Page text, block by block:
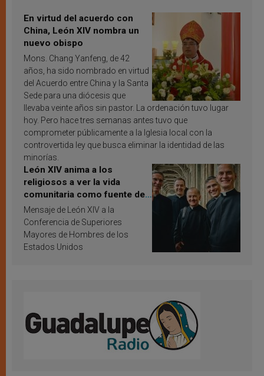
En virtud del acuerdo con
China, León XIV nombra un
nuevo obispo
Mons. Chang Yanfeng, de 42
años, ha sido nombrado en virtud
del Acuerdo entre China y la Santa
Sede para una diócesis que
llevaba veinte años sin pastor. La ordenación tuvo lugar
hoy. Pero hace tres semanas antes tuvo que
comprometer públicamente a la Iglesia local con la
controvertida ley que busca eliminar la identidad de las
minorías.
León XIV anima a los
religiosos a ver la vida
comunitaria como fuente de
inspiración y santificación
Mensaje de León XIV a la
Conferencia de Superiores
Mayores de Hombres de los
Estados Unidos